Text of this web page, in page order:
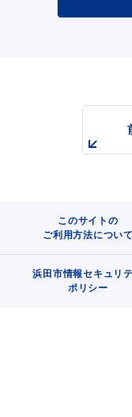
このサイトの
ご利用方法について
浜田市情報セキュリ
ポリシー